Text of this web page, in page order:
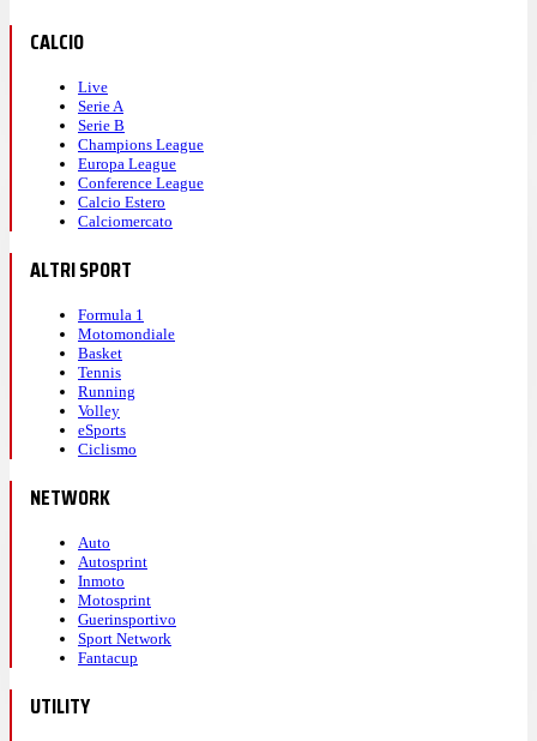
CALCIO
Live
Serie A
Serie B
Champions League
Europa League
Conference League
Calcio Estero
Calciomercato
ALTRI SPORT
Formula 1
Motomondiale
Basket
Tennis
Running
Volley
eSports
Ciclismo
NETWORK
Auto
Autosprint
Inmoto
Motosprint
Guerinsportivo
Sport Network
Fantacup
UTILITY